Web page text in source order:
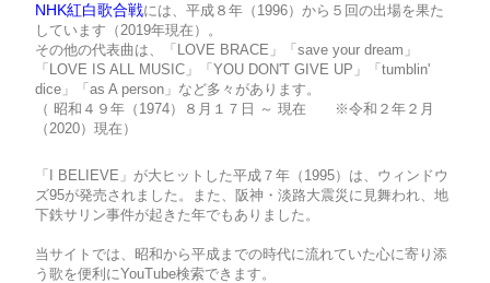
NHK紅白歌合戦には、平成８年（1996）から５回の出場を果た
しています（2019年現在）。
その他の代表曲は、「LOVE BRACE」「save your dream」
「LOVE IS ALL MUSIC」「YOU DON'T GIVE UP」「tumblin'
dice」「as A person」など多々があります。
（ 昭和４９年（1974）８月１７日 ～ 現在 ※令和２年２月
（2020）現在）
「I BELIEVE」が大ヒットした平成７年（1995）は、ウィンドウ
ズ95が発売されました。また、阪神・淡路大震災に見舞われ、地
下鉄サリン事件が起きた年でもありました。
当サイトでは、昭和から平成までの時代に流れていた心に寄り添
う歌を便利にYouTube検索できます。